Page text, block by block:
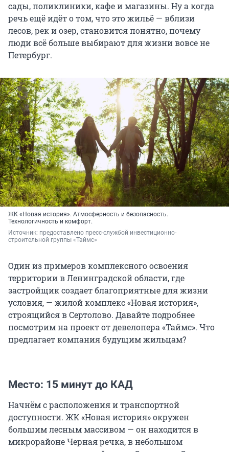
сады, поликлиники, кафе и магазины. Ну а когда
речь ещё идёт о том, что это жильё — вблизи
лесов, рек и озер, становится понятно, почему
люди всё больше выбирают для жизни вовсе не
Петербург.
ЖК «Новая история». Атмосферность и безопасность.
Технологичность и комфорт.
Источник: предоставлено пресс-службой инвестиционно-
строительной группы «Таймс»
Один из примеров комплексного освоения
территории в Ленинградской области, где
застройщик создает благоприятные для жизни
условия, — жилой комплекс «Новая история»,
строящийся в Сертолово. Давайте подробнее
посмотрим на проект от девелопера «Таймс». Что
предлагает компания будущим жильцам?
Место: 15 минут до КАД
Начнём с расположения и транспортной
доступности. ЖК «Новая история» окружен
большим лесным массивом — он находится в
микрорайоне Черная речка, в небольшом